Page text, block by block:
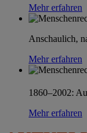
Mehr erfahren
Anschaulich,
Mehr erfahren
1860–2002:
Mehr erfahren